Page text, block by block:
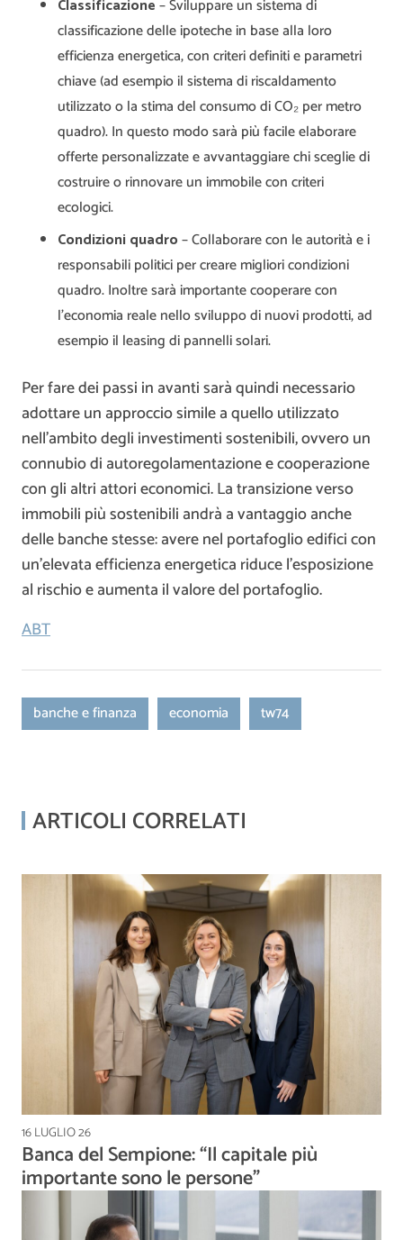
Classificazione– Sviluppare un sistema di
classificazione delle ipoteche in base alla loro
efficienza energetica, con criteri definiti e parametri
chiave (ad esempio il sistema di riscaldamento
utilizzato o la stima del consumo di CO₂ per metro
quadro). In questo modo sarà più facile elaborare
offerte personalizzate e avvantaggiare chi sceglie di
costruire o rinnovare un immobile con criteri
ecologici.
Condizioni quadro– Collaborare con le autorità e i
responsabili politici per creare migliori condizioni
quadro. Inoltre sarà importante cooperare con
l’economia reale nello sviluppo di nuovi prodotti, ad
esempio il leasing di pannelli solari.
Per fare dei passi in avanti sarà quindi necessario
adottare un approccio simile a quello utilizzato
nell’ambito degli investimenti sostenibili, ovvero un
connubio di autoregolamentazione e cooperazione
con gli altri attori economici. La transizione verso
immobili più sostenibili andrà a vantaggio anche
delle banche stesse: avere nel portafoglio edifici con
un’elevata efficienza energetica riduce l’esposizione
al rischio e aumenta il valore del portafoglio.
ABT
banche e finanza economia tw74
ARTICOLI CORRELATI
16 LUGLIO 26
Banca del Sempione: “Il capitale più
importante sono le persone”